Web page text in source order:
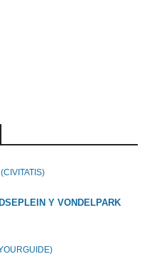
(CIVITATIS)
Y VONDELPARK